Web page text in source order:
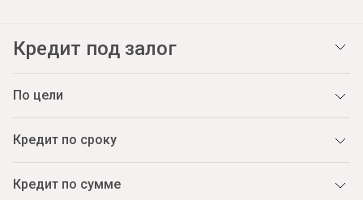
Кредит под залог
По цели
Кредит по сроку
Кредит по сумме